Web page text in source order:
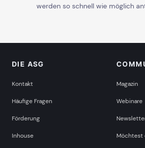
werden so schnell wie möglich
DIE ASG
Kontakt
Häufige Fragen
Förderung
Inhouse
Magazin
Webinare
Möchtest